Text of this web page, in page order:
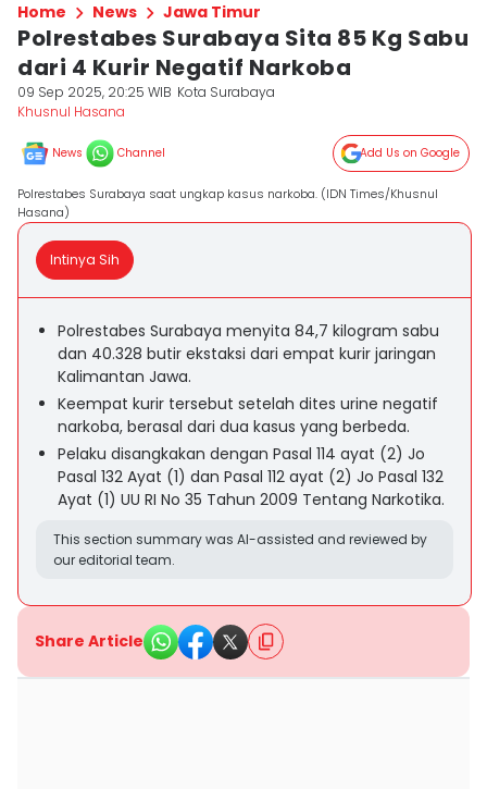
Home News Jawa Timur
Polrestabes Surabaya Sita 85 Kg Sabu
dari 4 Kurir Negatif Narkoba
09 Sep 2025, 20:25 WIB Kota Surabaya
Khusnul Hasana
News Channel Add Us on Google
Polrestabes Surabaya saat ungkap kasus narkoba. (IDN Times/Khusnul
Hasana)
Intinya Sih
Polrestabes Surabaya menyita 84,7 kilogram sabu
dan 40.328 butir ekstaksi dari empat kurir jaringan
Kalimantan Jawa.
Keempat kurir tersebut setelah dites urine negatif
narkoba, berasal dari dua kasus yang berbeda.
Pelaku disangkakan dengan Pasal 114 ayat (2) Jo
Pasal 132 Ayat (1) dan Pasal 112 ayat (2) Jo Pasal 132
Ayat (1) UU RI No 35 Tahun 2009 Tentang Narkotika.
This section summary was AI-assisted and reviewed by
our editorial team.
Share Article